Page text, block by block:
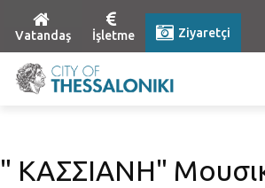
Vatandaş İşletme Ziyaretçi
" ΚΑΣΣΙΑΝΗ"